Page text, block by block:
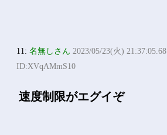
11:名無しさん 2023/05/23(火) 21:37:05.68
ID:XVqAMmS10
速度制限がエグイぞ